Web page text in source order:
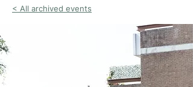
< All archived events